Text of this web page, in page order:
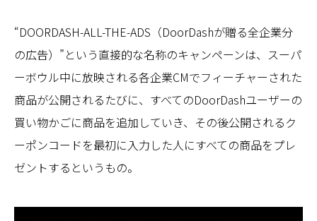
“DOORDASH-ALL-THE-ADS（DoorDashが贈る全企業分
の広告）”という直接的な名称のキャンペーンは、スーパ
ーボウル中に放映される各企業CMでフィーチャーされた
商品が公開されるたびに、すべてのDoorDashユーザーの
買い物かごに商品を追加していき、その後公開されるク
ーポンコードを最初に入力した人にすべての商品をプレ
ゼントするというもの。